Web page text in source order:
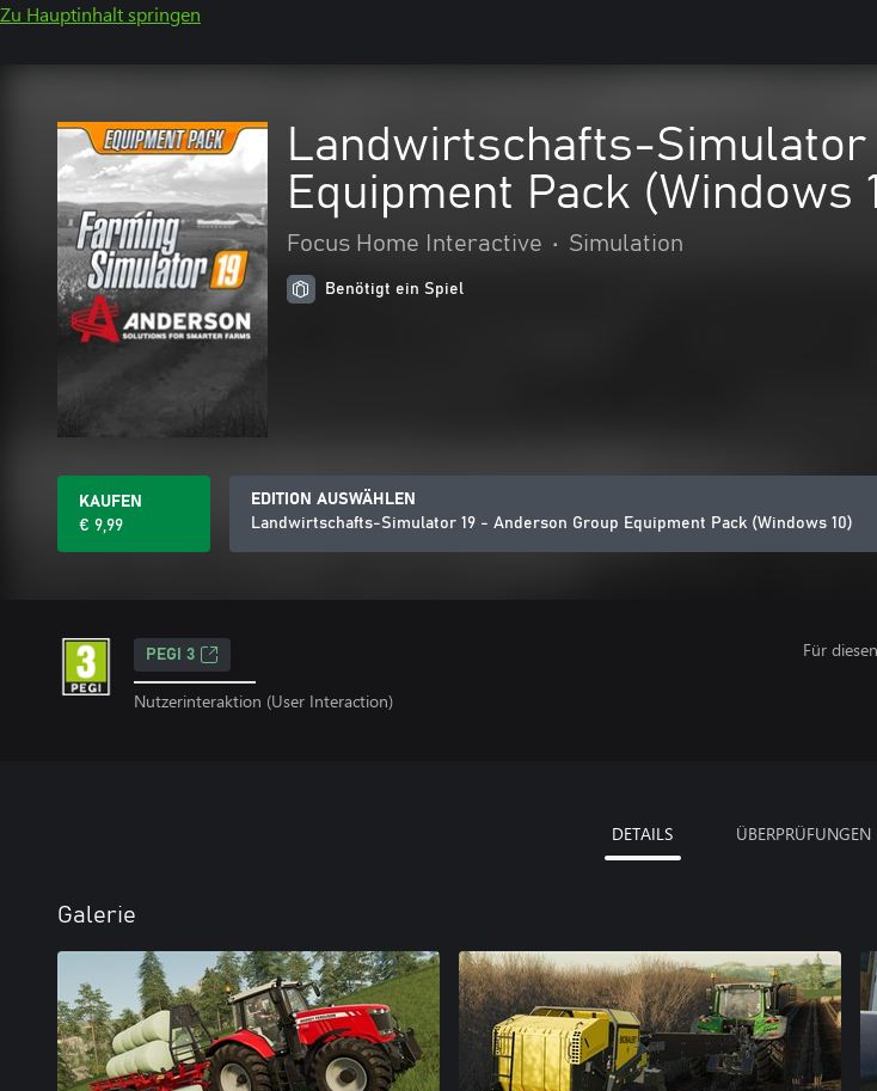
Zu Hauptinhalt springen
Landwirtschafts-Simulator
Equipment Pack (Windows
Focus Home Interactive • Simulation
Benötigt ein Spiel
KAUFEN
€ 9,99
EDITION AUSWÄHLEN
Landwirtschafts-Simulator 19 - Anderson Group Equipment Pack (Windows 10)
PEGI 3
Nutzerinteraktion (User Interaction)
Für
DETAILS ÜBERPRÜFUNGEN
Galerie